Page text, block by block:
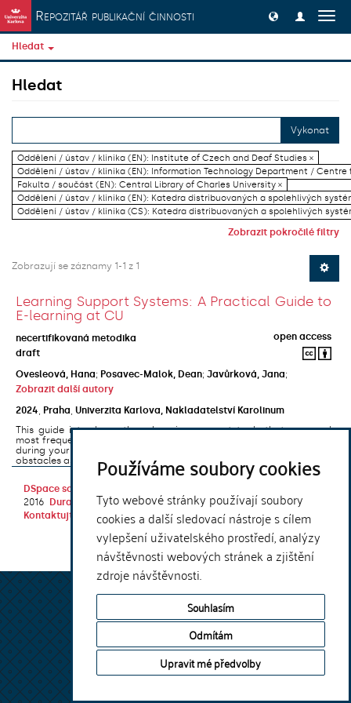
Používáme soubory cookies
Tyto webové stránky používají soubory
cookies a další sledovací nástroje s cílem
vylepšení uživatelského prostředí, analýzy
návštěvnosti webových stránek a zjištění
zdroje návštěvnosti.
Souhlasím
Odmítám
Upravit mé předvolby
Přeskočit na obsah
Repozitář publikační činnosti
Hledat
Hledat
Vykonat
Oddělení / ústav / klinika (EN): Institute of Czech and Deaf Studies ×
Oddělení / ústav / klinika (EN): Information Technology Department / Centre
Fakulta / součást (EN): Central Library of Charles University ×
Oddělení / ústav / klinika (EN): Katedra distribuovaných a spolehlivých
Oddělení / ústav / klinika (CS): Katedra distribuovaných a spolehlivých
Zobrazit pokročilé filtry
Zobrazují se záznamy 1-1 z 1
Learning Support Systems: A Practical Guide to
E-learning at CU
necertifikovaná metodika
open access
draft
Ovesleová, Hana; Posavec-Malok, Dean; Javůrková, Jana;
Zobrazit další autory
2024
Praha Univerzita Karlova, Nakladatelství Karolinum
This guide introduces the e-learning support tools that are used
most frequently at Charles University and that you may encounter
during your studies. It will also help you to avoid the most common
obstacles associated ...
DSpace software
2016
DuraSpace
Kontaktujte nás |Vyjádření názoru